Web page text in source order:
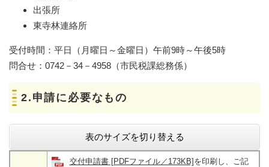
出張所
東寺林連絡所
受付時間：平日（月曜日～金曜日）午前9時～午後5時
問合せ：0742－34－4958（市民税課総務係）
2.申請に必要なもの
表のサイズを切り替える
交付申請書 [PDFファイル／173KB] を印刷し、ご記